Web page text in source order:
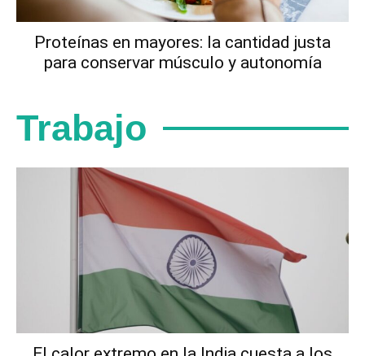
Proteínas en mayores: la cantidad justa
para conservar músculo y autonomía
Trabajo